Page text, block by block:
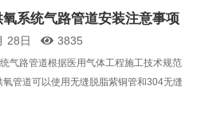
氧系统气路管道安装注意事项
28日 3835
气路管道根据医用气体工程施工技术规范
氧管道可以使用无缝脱脂紫铜管和304无缝